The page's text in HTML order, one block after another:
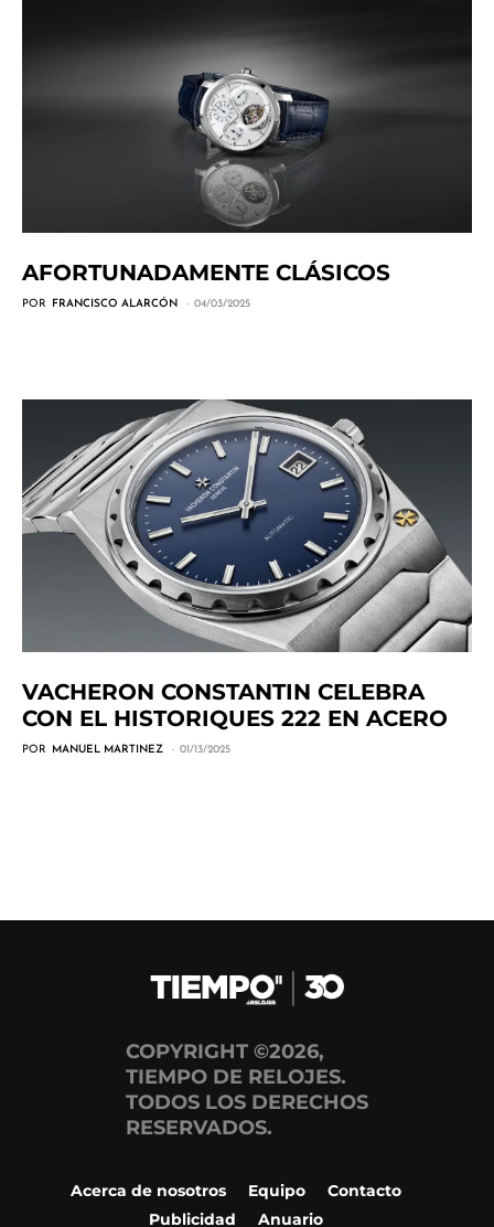
AFORTUNADAMENTE CLÁSICOS
POR FRANCISCO ALARCÓN 04/03/2025
VACHERON CONSTANTIN CELEBRA
CON EL HISTORIQUES 222 EN ACERO
POR MANUEL MARTINEZ 01/13/2025
COPYRIGHT ©2026,
TIEMPO DE RELOJES.
TODOS LOS DERECHOS
RESERVADOS.
Acerca de nosotros Equipo
Contacto
Publicidad
Anuario